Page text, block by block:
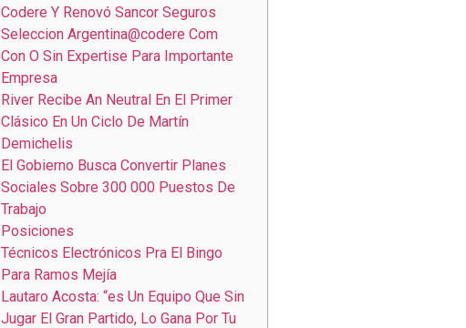
Codere Y Renovó Sancor Seguros
Seleccion Argentina@codere Com
Con O Sin Expertise Para Importante
Empresa
River Recibe An Neutral En El Primer
Clásico En Un Ciclo De Martín
Demichelis
El Gobierno Busca Convertir Planes
Sociales Sobre 300 000 Puestos De
Trabajo
Posiciones
Técnicos Electrónicos Pra El Bingo
Para Ramos Mejía
Lautaro Acosta: “es Un Equipo Que Sin
Jugar El Gran Partido, Lo Gana Por Tu